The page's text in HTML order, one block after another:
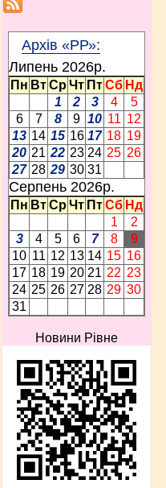
Архів «РР»:
Липень 2026p.
Пн ВтСрЧт ПтСб Нд
1
2 3 4
5
6
7 8 9 10 11 12
13 14 15 16 17 18 19
20 21 22 23 24 25 26
27 28 29 30 31
Серпень 2026p.
Пн ВтСрЧт ПтСб Нд
1
2
3
4 5 6 7 8
9
10 11 12 13 14 15 16
17 18 19 20 21 22 23
24 25 26 27 28 29 30
31
Новини Рівне